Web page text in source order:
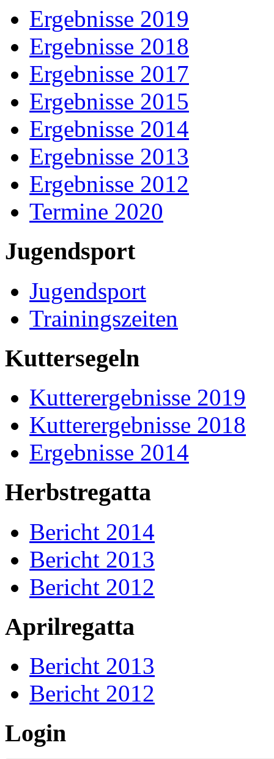
Ergebnisse 2019
Ergebnisse 2018
Ergebnisse 2017
Ergebnisse 2015
Ergebnisse 2014
Ergebnisse 2013
Ergebnisse 2012
Termine 2020
Jugendsport
Jugendsport
Trainingszeiten
Kuttersegeln
Kutterergebnisse 2019
Kutterergebnisse 2018
Ergebnisse 2014
Herbstregatta
Bericht 2014
Bericht 2013
Bericht 2012
Aprilregatta
Bericht 2013
Bericht 2012
Login